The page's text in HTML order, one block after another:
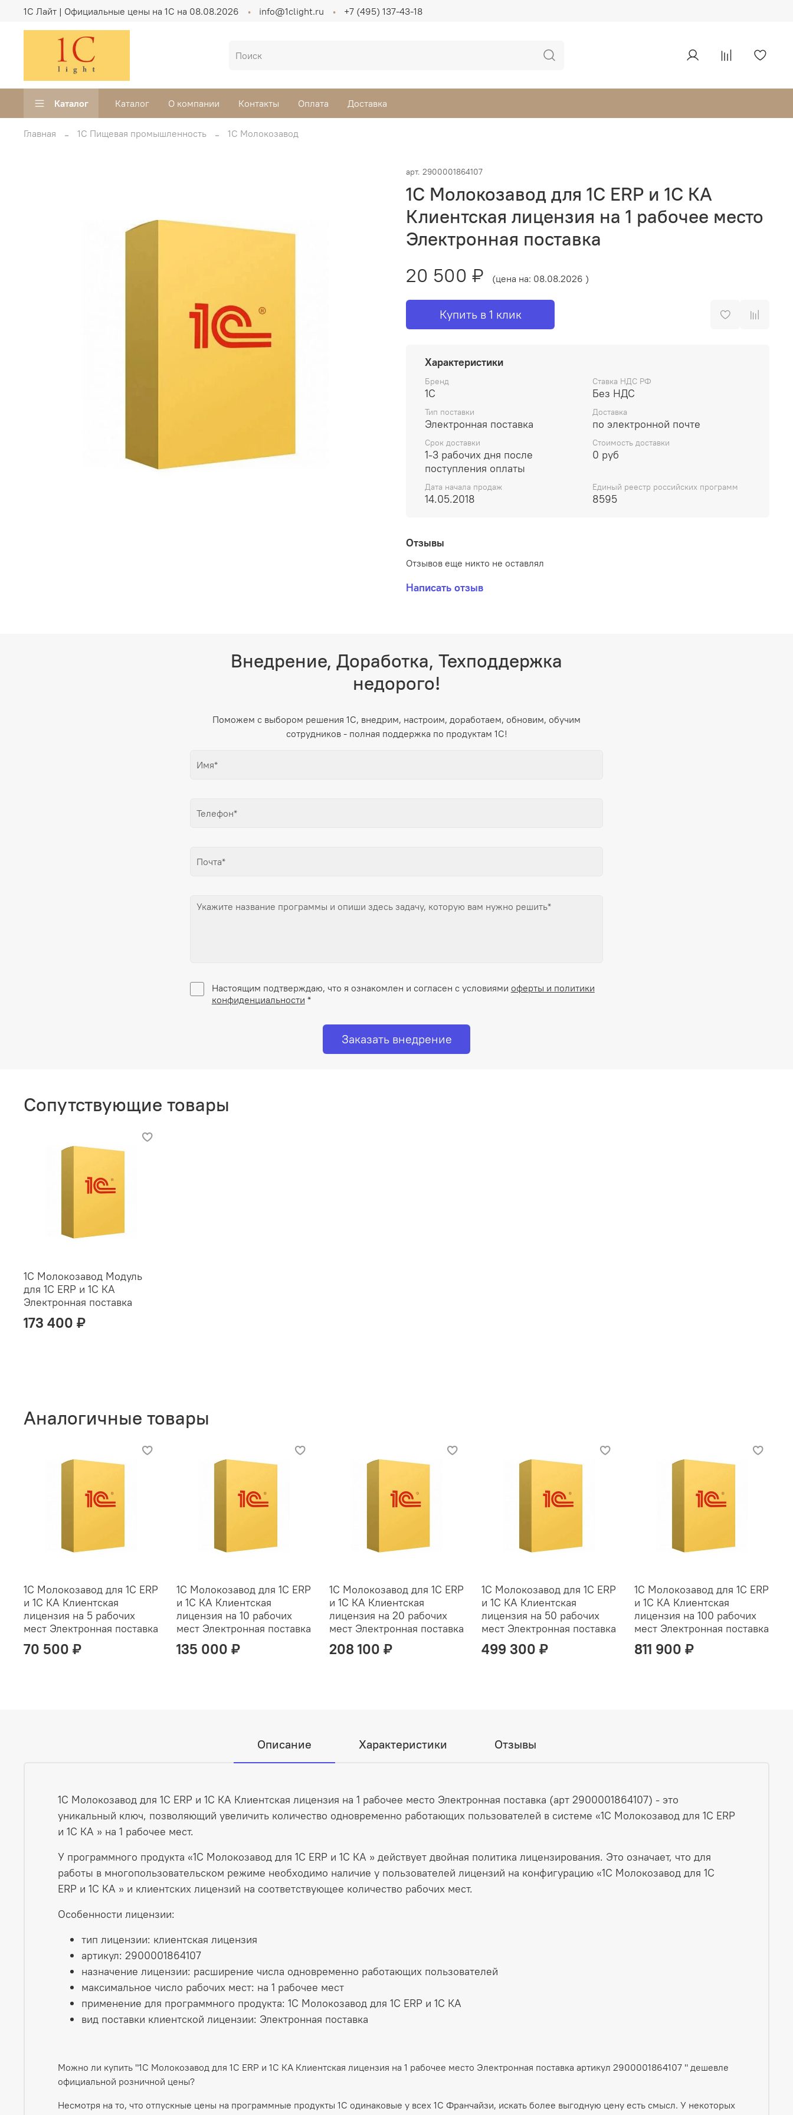
1C Лайт | Официальные цены на 1С на 08.08.2026 info@1clight.ru +7 (495) 137-43-18
Каталог Каталог О компании Контакты Оплата Доставка
Главная 1С Пищевая промышленность 1С Молокозавод
арт. 2900001864107
1С Молокозавод для 1С ERP и 1С КА
Клиентская лицензия на 1 рабочее место
Электронная поставка
20 500 ₽
(цена на: 08.08.2026 )
Купить в 1 клик
Характеристики
Бренд
1С
Ставка НДС РФ
Без НДС
Тип поставки
Электронная поставка
Доставка
по электронной почте
Срок доставки
1-3 рабочих дня после
поступления оплаты
Стоимость доставки
0 руб
Дата начала продаж
14.05.2018
Единый реестр российских программ
8595
Отзывы
Отзывов еще никто не оставлял
Написать отзыв
Внедрение, Доработка, Техподдержка
недорого!
Поможем с выбором решения 1С, внедрим, настроим, доработаем, обновим, обучим
сотрудников - полная поддержка по продуктам 1С!
Настоящим подтверждаю, что я ознакомлен и согласен с условиями оферты и политики
конфиденциальности *
Заказать внедрение
Сопутствующие товары
1С Молокозавод Модуль
для 1С ERP и 1С КА
Электронная поставка
173 400 ₽
Аналогичные товары
1С Молокозавод для 1С ERP
и 1С КА Клиентская
лицензия на 5 рабочих
мест Электронная поставка
70 500 ₽
1С Молокозавод для 1С ERP
и 1С КА Клиентская
лицензия на 10 рабочих
мест Электронная поставка
135 000 ₽
1С Молокозавод для 1С ERP
и 1С КА Клиентская
лицензия на 20 рабочих
мест Электронная поставка
208 100 ₽
1С Молокозавод для 1С ERP
и 1С КА Клиентская
лицензия на 50 рабочих
мест Электронная поставка
499 300 ₽
1С Молокозавод для 1С ERP
и 1С КА Клиентская
лицензия на 100 рабочих
мест Электронная поставка
811 900 ₽
Описание Характеристики Отзывы
1С Молокозавод для 1С ERP и 1С КА Клиентская лицензия на 1 рабочее место Электронная поставка (арт 2900001864107) - это
уникальный ключ, позволяющий увеличить количество одновременно работающих пользователей в системе «1С Молокозавод для 1С ERP
и 1С КА » на 1 рабочее мест.
У программного продукта «1С Молокозавод для 1С ERP и 1С КА » действует двойная политика лицензирования. Это означает, что для
работы в многопользовательском режиме необходимо наличие у пользователей лицензий на конфигурацию «1С Молокозавод для 1С
ERP и 1С КА » и клиентских лицензий на соответствующее количество рабочих мест.
Особенности лицензии:
тип лицензии: клиентская лицензия
артикул: 2900001864107
назначение лицензии: расширение числа одновременно работающих пользователей
максимальное число рабочих мест: на 1 рабочее мест
применение для программного продукта: 1С Молокозавод для 1С ERP и 1С КА
вид поставки клиентской лицензии: Электронная поставка
Можно ли купить "1С Молокозавод для 1С ERP и 1С КА Клиентская лицензия на 1 рабочее место Электронная поставка артикул 2900001864107 " дешевле
официальной розничной цены?
Несмотря на то, что отпускные цены на программные продукты 1С одинаковые у всех 1С Франчайзи, искать более выгодную цену есть смысл. У некоторых